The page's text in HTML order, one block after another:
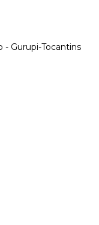
- Gurupi-Tocantins